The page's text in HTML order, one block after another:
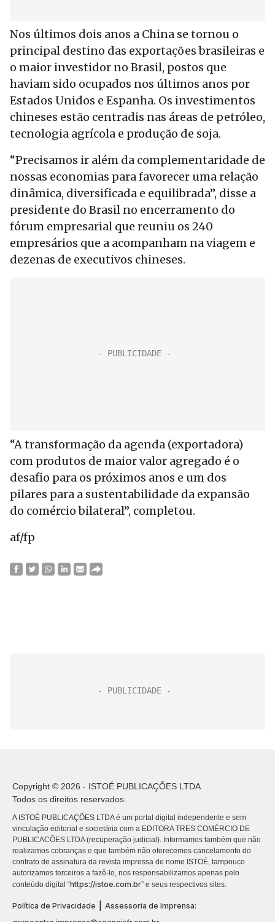
Nos últimos dois anos a China se tornou o
principal destino das exportações brasileiras e
o maior investidor no Brasil, postos que
haviam sido ocupados nos últimos anos por
Estados Unidos e Espanha. Os investimentos
chineses estão centradis nas áreas de petróleo,
tecnologia agrícola e produção de soja.
“Precisamos ir além da complementaridade de
nossas economias para favorecer uma relação
dinâmica, diversificada e equilibrada”, disse a
presidente do Brasil no encerramento do
fórum empresarial que reuniu os 240
empresários que a acompanham na viagem e
dezenas de executivos chineses.
“A transformação da agenda (exportadora)
com produtos de maior valor agregado é o
desafio para os próximos anos e um dos
pilares para a sustentabilidade da expansão
do comércio bilateral”, completou.
af/fp
Copyright © 2026 - ISTOÉ PUBLICAÇÕES LTDA
Todos os direitos reservados.
A ISTOÉ PUBLICAÇÕES LTDA é um portal digital independente e sem
vinculação editorial e societária com a EDITORA TRES COMÉRCIO DE
PUBLICACÕES LTDA (recuperação judicial). Informamos também que não
realizamos cobranças e que também não oferecemos cancelamento do
contrato de assinatura da revista impressa de nome ISTOÉ, tampouco
autorizamos terceiros a fazê-lo, nos responsabilizamos apenas pelo
conteúdo digital “https://istoe.com.br” e seus respectivos sites.
Política de Privacidade
Assessoria de Imprensa: